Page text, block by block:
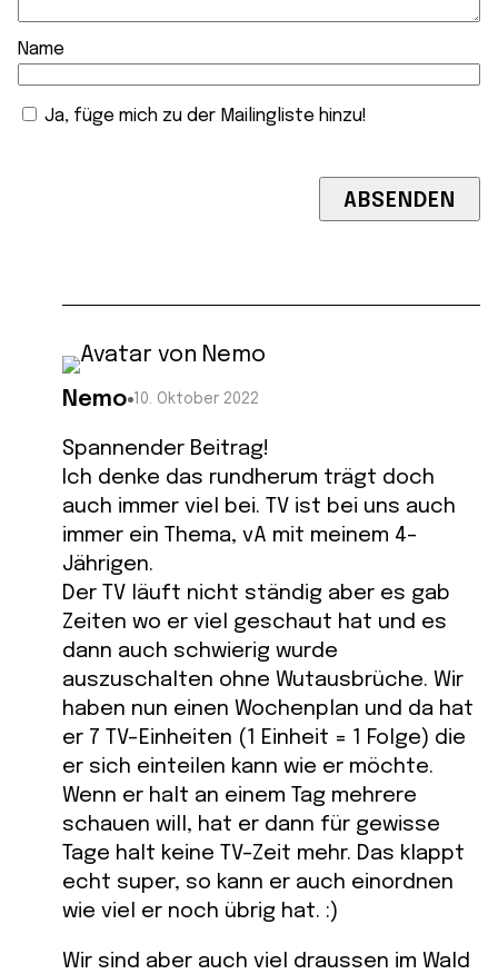
Name
Ja, füge mich zu der Mailingliste hinzu!
Nemo 10. Oktober 2022
Spannender Beitrag!
Ich denke das rundherum trägt doch
auch immer viel bei. TV ist bei uns auch
immer ein Thema, vA mit meinem 4-
Jährigen.
Der TV läuft nicht ständig aber es gab
Zeiten wo er viel geschaut hat und es
dann auch schwierig wurde
auszuschalten ohne Wutausbrüche. Wir
haben nun einen Wochenplan und da hat
er 7 TV-Einheiten (1 Einheit = 1 Folge) die
er sich einteilen kann wie er möchte.
Wenn er halt an einem Tag mehrere
schauen will, hat er dann für gewisse
Tage halt keine TV-Zeit mehr. Das klappt
echt super, so kann er auch einordnen
wie viel er noch übrig hat. :)
Wir sind aber auch viel draussen im Wald